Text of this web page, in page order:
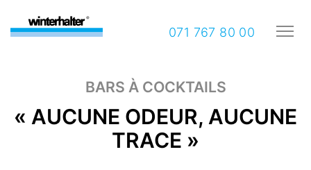
071 767 80 00
BARS À COCKTAILS
« AUCUNE ODEUR, AUCUNE
TRACE »